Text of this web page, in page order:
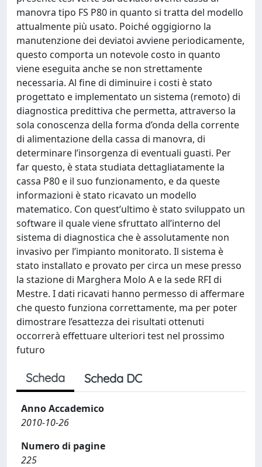
manovra tipo FS P80 in quanto si tratta del modello
attualmente più usato. Poiché oggigiorno la
manutenzione dei deviatoi avviene periodicamente,
questo comporta un notevole costo in quanto
viene eseguita anche se non strettamente
necessaria. Al fine di diminuire i costi è stato
progettato e implementato un sistema (remoto) di
diagnostica predittiva che permetta, attraverso la
sola conoscenza della forma d’onda della corrente
di alimentazione della cassa di manovra, di
determinare l’insorgenza di eventuali guasti. Per
far questo, è stata studiata dettagliatamente la
cassa P80 e il suo funzionamento, e da queste
informazioni è stato ricavato un modello
matematico. Con quest’ultimo è stato sviluppato un
software il quale viene sfruttato all’interno del
sistema di diagnostica che è assolutamente non
invasivo per l’impianto monitorato. Il sistema è
stato installato e provato per circa un mese presso
la stazione di Marghera Molo A e la sede RFI di
Mestre. I dati ricavati hanno permesso di affermare
che questo funziona correttamente, ma per poter
dimostrare l’esattezza dei risultati ottenuti
occorrerà effettuare ulteriori test nel prossimo
futuro
Scheda Scheda DC
Anno Accademico
2010-10-26
Numero di pagine
225